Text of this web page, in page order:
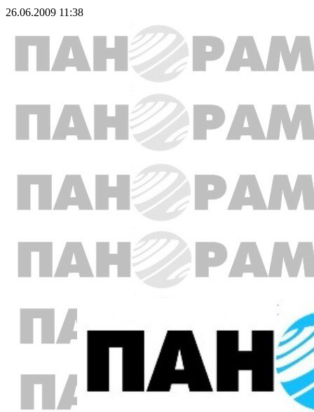
26.06.2009 11:38